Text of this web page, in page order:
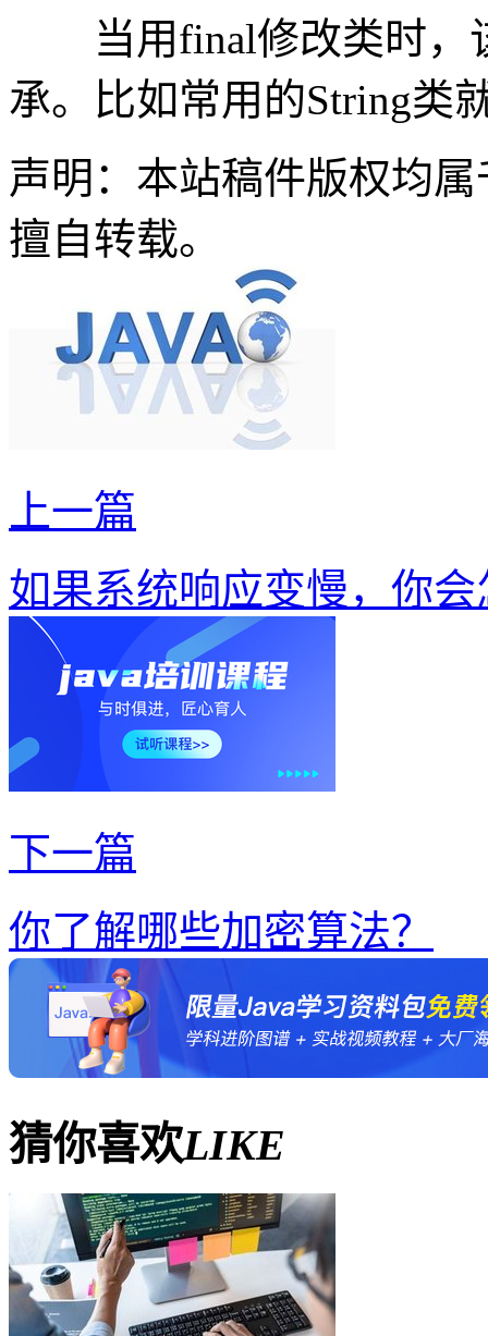
当用final修改类时，
承。比如常用的String类
声明：本站稿件版权均
擅自转载。
上一篇
如果系统响应变慢，你
下一篇
你了解哪些加密算法？
猜你喜欢LIKE